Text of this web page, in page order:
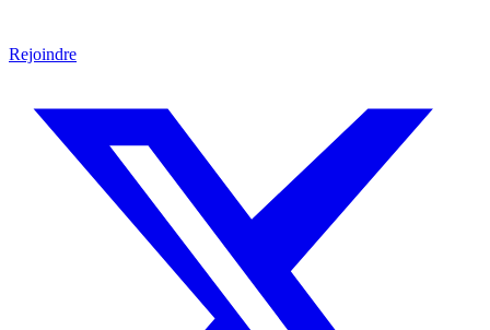
Rejoindre